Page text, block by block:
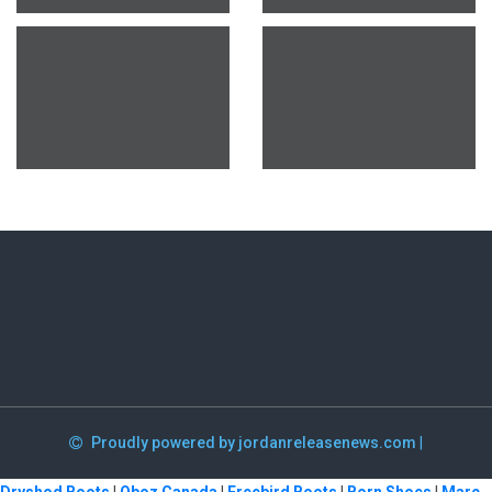
Proudly powered by jordanreleasenews.com